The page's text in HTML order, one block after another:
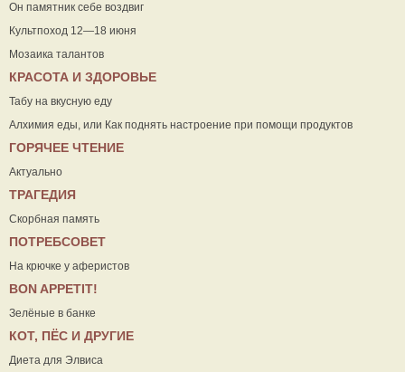
Он памятник себе воздвиг
Культпоход 12—18 июня
Мозаика талантов
КРАСОТА И ЗДОРОВЬЕ
Табу на вкусную еду
Алхимия еды, или Как поднять настроение при помощи продуктов
ГОРЯЧЕЕ ЧТЕНИЕ
Актуально
ТРАГЕДИЯ
Скорбная память
ПОТРЕБСОВЕТ
На крючке у аферистов
ВON APPETIT!
Зелёные в банке
КОТ, ПЁС И ДРУГИЕ
Диета для Элвиса